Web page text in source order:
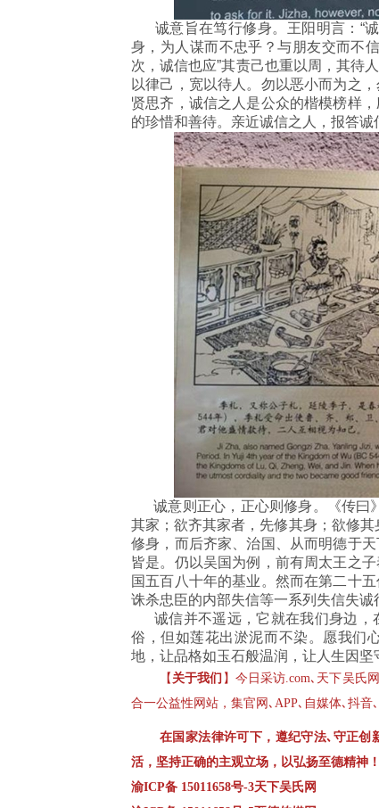
诚意旨在笃行修身。王阳明言：“诚
身，为人谋而不忠乎？与朋友交而不
次，诚信也应”其责己也重以周，其待
以律己，宽以待人。勿以恶小而为之
贤思齐，诚信之人是公众的楷模榜样
的珍惜和善待。亲近诚信之人，报答诚
诚意则正心，正心则修身。《传曰
其家；欲齐其家者，先修其身；欲修
修身，而后齐家、治国、从而明德于
皆是。仍以吴国为例，前有周太王之
国五百八十年的基业。然而在第二十
诛杀忠臣的内部失信等一系列失信失诚
诚信并不遥远，它就在我们身边，
俗，但如莲花出淤泥而不染。愿我们
地，让品格如玉石般温润，让人生因坚
【 关于我们 】今日采访.com､天下吴氏
合一公益性网站，集官网､APP､自媒体､抖音
在国家法律许可下，遵纪守法､守正创
活，坚持正确的主观立场，以弘扬至德精神
渝ICP备 15011658号-3天下吴氏网